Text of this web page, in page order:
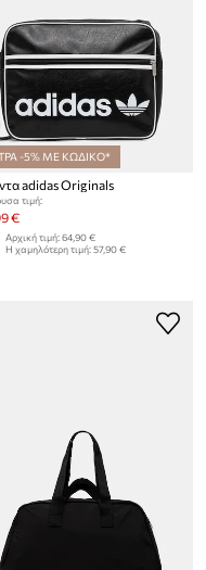
-5% ΜΕ ΚΩΔΙΚΟ*
adidas Originals
τιμή:
€
Αρχική τιμή:64,90 €
Η χαμηλότερη τιμή:57,90 €